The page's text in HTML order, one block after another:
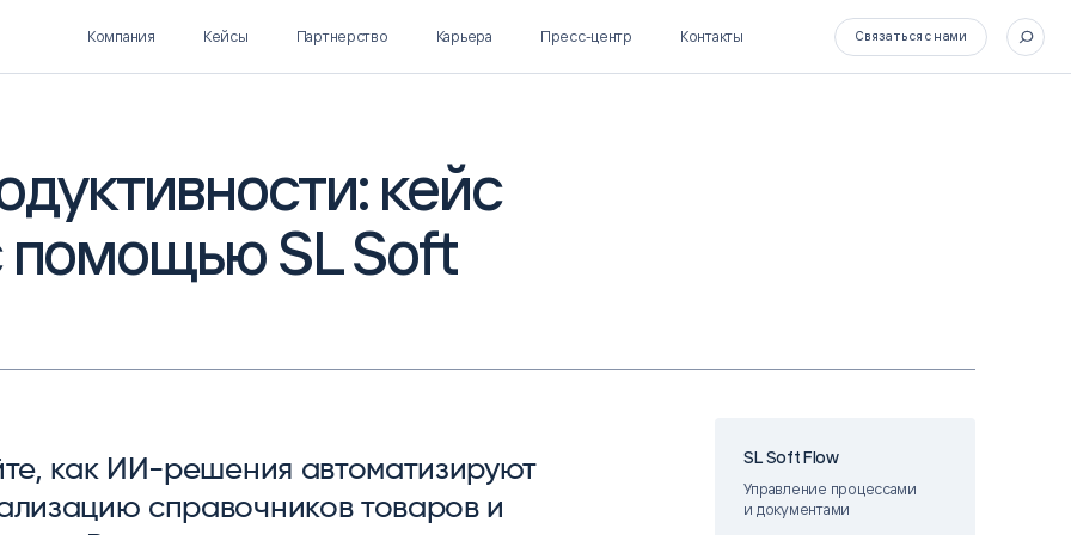
Polymatica EPM
ПЛАНИРОВАНИЕ И
БЮДЖЕТИРОВАНИЕ
SL Soft AI
AI ДЛЯ ГИПЕРАВТОМАТИЗАЦИИ
Компания Кейсы Партнерство Карьера Пресс-центр Контакты Связаться с нами
кейс
помощью SL Soft
как ИИ-решения автоматизируют
справочников товаров и
SL Soft Flow
Управление процессами
и документами